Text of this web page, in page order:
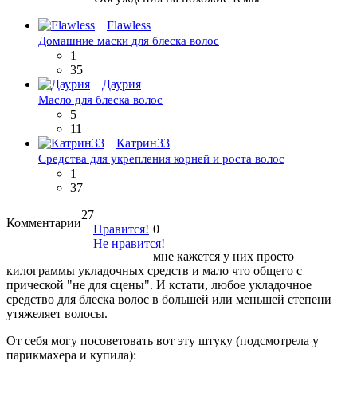
Flawless
Домашние маски для блеска волос
1
35
Даурия
Масло для блеска волос
5
11
Катрин33
Средства для укрепления корней и роста волос
1
37
Комментарии
27
Нравится!
Не нравится!
0
мне кажется у них просто
килограммы укладочных средств и мало что общего с
прической "не для сцены". И кстати, любое укладочное
средство для блеска волос в большей или меньшей степени
утяжеляет волосы.
От себя могу посоветовать вот эту штуку (подсмотрела у
парикмахера и купила):